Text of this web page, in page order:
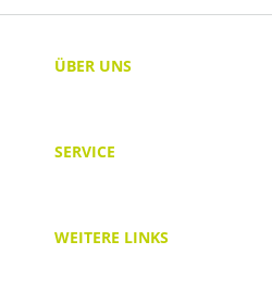
ÜBER UNS
SERVICE
WEITERE LINKS